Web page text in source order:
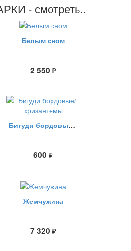
- смотреть..
Белым сном
2 550 руб.
Бигуди бордовые/хризантемы
600 руб.
Жемчужина
7 320 руб.